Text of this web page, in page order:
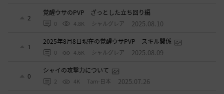
2
覚醒ウサのPVP ざっとした立ち回り編
0 4.8K シャルグレア 2025.08.10
1
2025年8月8日現在の覚醒ウサPVP スキル関係
0 4.6K シャルグレア 2025.08.09
0
シャイの攻撃力について
2 4K Tam-日本 2025.07.26